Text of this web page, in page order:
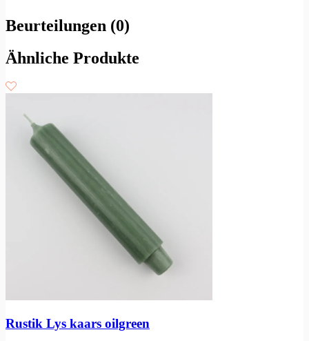
Beurteilungen (0)
Ähnliche Produkte
Rustik Lys kaars oilgreen